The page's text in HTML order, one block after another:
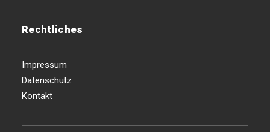
Rechtliches
Impressum
Datenschutz
Kontakt